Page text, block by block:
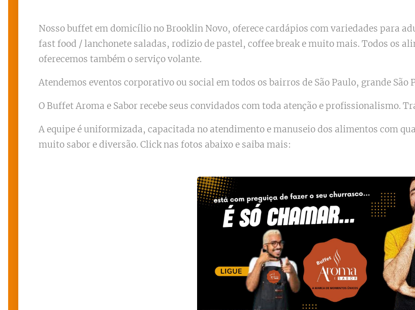
Nosso buffet em domicílio no Brooklin Novo, oferece cardápios com variedades para
fast food / lanchonete saladas, rodizio de pastel, coffee break e muito mais. Todos os
oferecemos também o serviço volante.
Atendemos eventos corporativo ou social em todos os bairros de São Paulo, grande
O Buffet Aroma e Sabor recebe seus convidados com toda atenção e profissionalismo.
A equipe é uniformizada, capacitada no atendimento e manuseio dos alimentos com
muito sabor e diversão. Click nas fotos abaixo e saiba mais: